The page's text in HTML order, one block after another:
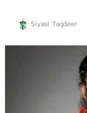
Siyasi Taqdeer